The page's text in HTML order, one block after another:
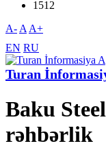
1512
A- A A+
EN RU
Turan
Baku
rəhbərlik